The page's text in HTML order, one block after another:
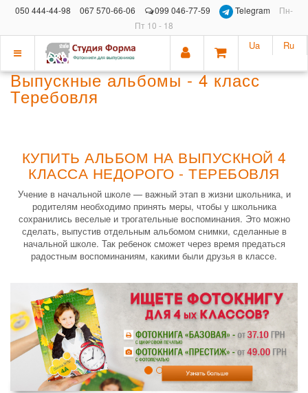
050 444-44-98 067 570-66-06 099 046-77-59 Telegram
Пн-
Пт 10 - 18
Показать
меню
Ua Ru
Выпускные альбомы - 4 класс
Теребовля
КУПИТЬ АЛЬБОМ НА ВЫПУСКНОЙ 4
КЛАССА НЕДОРОГО - ТЕРЕБОВЛЯ
Учение в начальной школе — важный этап в жизни школьника, и
родителям необходимо принять меры, чтобы у школьника
сохранились веселые и трогательные воспоминания. Это можно
сделать, выпустив отдельным альбомом снимки, сделанные в
начальной школе. Так ребенок сможет через время предаться
радостным воспоминаниям, какими были друзья в классе.